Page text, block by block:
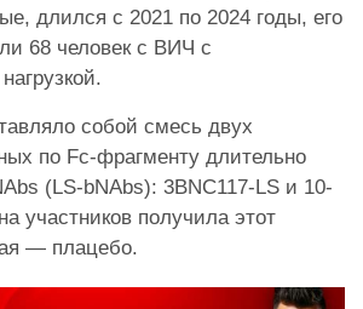
длился с 2021 по 2024 годы, его
68 человек с ВИЧ с
собой смесь двух
по Fc-фрагменту длительно
(LS-bNAbs): 3BNC117-LS и 10-
участников получила этот
— плацебо.